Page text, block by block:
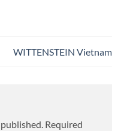
WITTENSTEIN Vietnam
Required